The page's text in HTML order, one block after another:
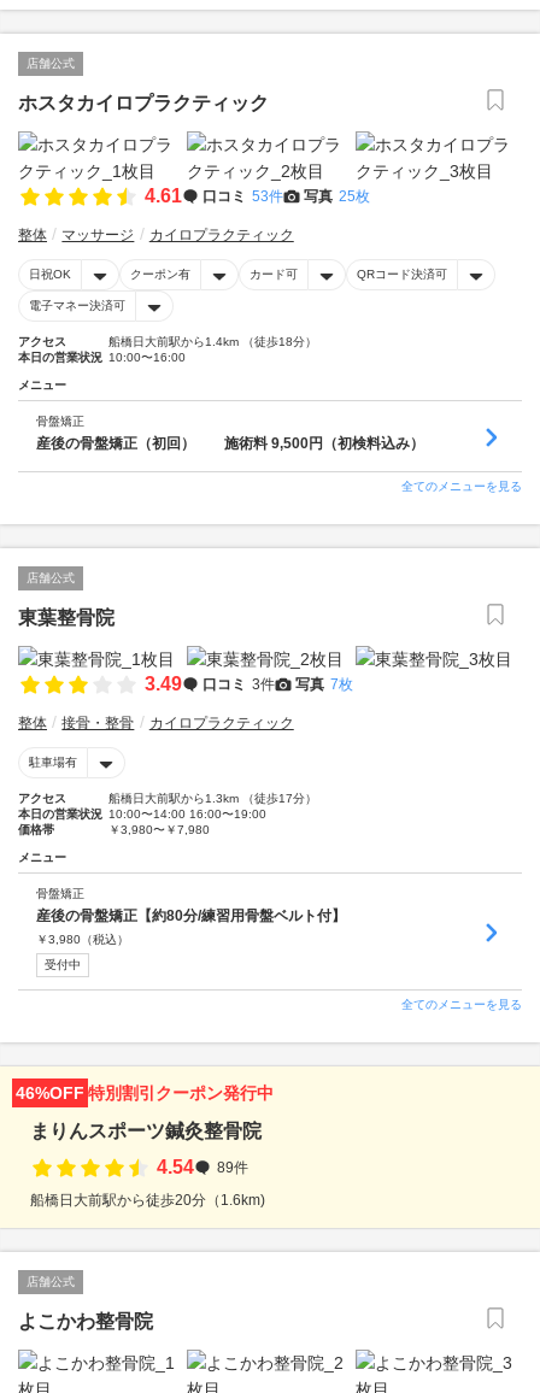
店舗公式
ホスタカイロプラクティック
4.61 口コミ 53件 写真 25枚
整体 マッサージ カイロプラクティック
日祝OK クーポン有 カード可 QRコード決済可
電子マネー決済可
アクセス
船橋日大前駅から1.4km （徒歩18分）
本日の営業状況 10:00〜16:00
メニュー
骨盤矯正
産後の骨盤矯正（初回） 施術料 9,500円（初検料込み）
全てのメニューを見る
店舗公式
東葉整骨院
3.49 口コミ 3件 写真 7枚
整体 接骨・整骨 カイロプラクティック
駐車場有
アクセス
船橋日大前駅から1.3km （徒歩17分）
本日の営業状況 10:00〜14:00 16:00〜19:00
価格帯
￥3,980〜￥7,980
メニュー
骨盤矯正
産後の骨盤矯正【約80分/練習用骨盤ベルト付】
￥3,980 （税込）
受付中
全てのメニューを見る
46%OFF 特別割引クーポン発行中
まりんスポーツ鍼灸整骨院
4.54
89件
船橋日大前駅から徒歩20分（1.6km)
店舗公式
よこかわ整骨院